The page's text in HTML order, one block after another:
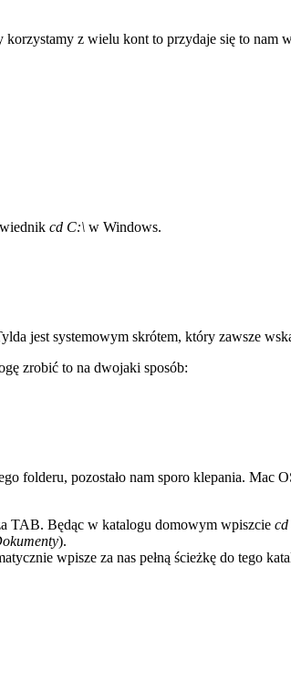
z wielu kont to przydaje się to nam
cd C:\ w Windows.
jest systemowym skrótem, który zawsze
zrobić to na dwojaki sposób:
folderu, pozostało nam sporo klepania. Mac
TAB. Będąc w katalogu domowym wpiszcie
).
wpisze za nas pełną ścieżkę do tego